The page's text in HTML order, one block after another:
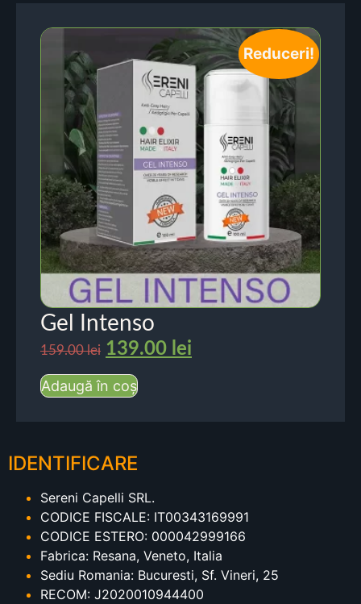
Reduceri!
Gel Intenso
159.00lei 139.00 lei
Adaugă în coș
IDENTIFICARE
Sereni Capelli SRL.
CODICE FISCALE: IT00343169991
CODICE ESTERO: 000042999166
Fabrica: Resana, Veneto, Italia
Sediu Romania: Bucuresti, Sf. Vineri, 25
RECOM: J2020010944400